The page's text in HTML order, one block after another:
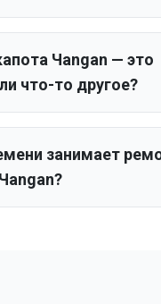
Чangan — это
что-то другое?
занимает